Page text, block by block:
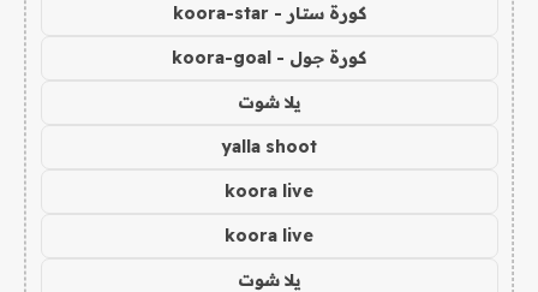
كورة ستار - koora-star
كورة جول - koora-goal
يلا شوت
yalla shoot
koora live
koora live
يلا شوت